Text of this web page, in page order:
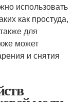
использовать
как простуда,
для
может
и снятия